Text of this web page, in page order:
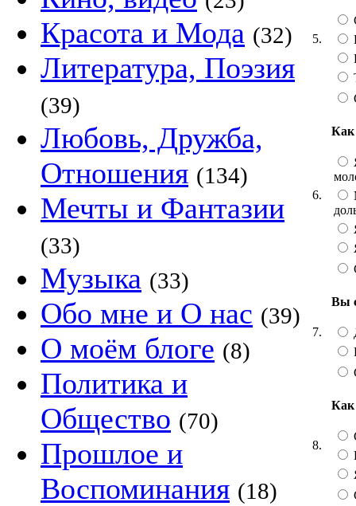
Красота и Мода (32)
Литература, Поэзия
(39)
Любовь, Дружба,
Отношения (134)
Мечты и Фантазии
(33)
Музыка (33)
Обо мне и О нас (39)
О моём блоге (8)
Политика и
Общество (70)
Прошлое и
Воспоминания (18)
5.
6.
Как
7.
Вы
8.